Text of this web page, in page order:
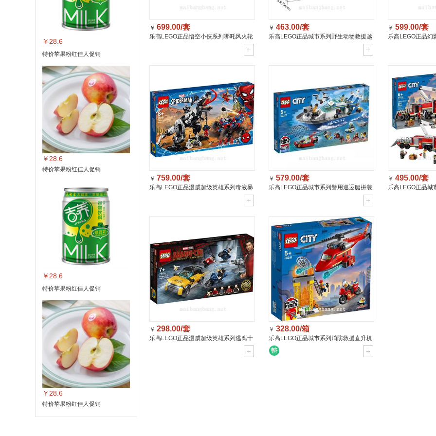
￥28.6
特价苹果粉红佳人促销
￥28.6
特价苹果粉红佳人促销
￥28.6
特价苹果粉红佳人促销
￥28.6
特价苹果粉红佳人促销
￥ 699.00/套
乐高LEGO正品悟空小侠系列哪吒风火轮
战机拼搭积木玩具男孩礼物(8岁+)80034
￥ 463.00/套
乐高LEGO正品城市系列野生动物救援越
￥ 599.00/套
乐高LEGO正品幻
￥ 759.00/套
乐高LEGO正品漫威超级英雄系列毒液暴
￥ 579.00/套
乐高LEGO正品城市系列警用巡逻艇拼装
￥ 495.00/套
乐高LEGO正品城
￥ 298.00/套
乐高LEGO正品漫威超级英雄系列逃离十
￥ 328.00/箱
乐高LEGO正品城市系列消防救援直升机
（5岁+）30281